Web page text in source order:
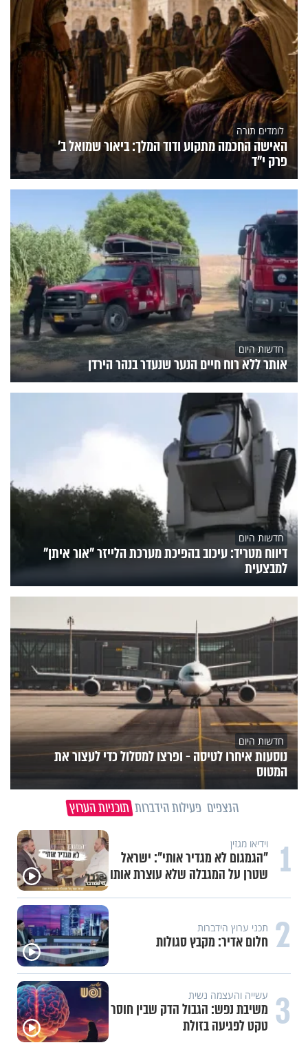
לומדים תורה
האישה החכמה מתקוע ודוד המלך: ביאור שמואל ב'
פרק י"ד
חדשות היום
אותר ללא רוח חיים הנער שנעדר בנהר הירדן
חדשות היום
דיווח מטריד: עיכוב בהפיכת מערכת הלייזר "אור איתן"
למבצעית
חדשות היום
נוסעות איחרו לטיסה - ופרצו למסלול כדי לעצור את
המטוס
הנצפים פעילות הידברות תוכניות הערוץ
1 וידיאו מגזין
"הגמגום לא מגדיר אותי": ישראל
שטרן על המגבלה שלא עוצרת אותו
2 תכני ערוץ הידברות
חלום אדיר: מקבץ סגולות
3 עשייה והעצמה נשית
משיבת נפש: הגבול הדק שבין חוסר
טקט לפגיעה בזולת